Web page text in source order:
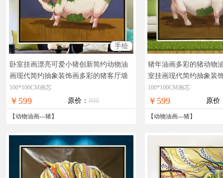
手绘
卧室挂画漂亮可爱小猪创新简约动物油
画现代简约抽象装饰画多彩的猪客厅墙
壁画 实物拍摄，现货图片，在线支付，
全国免邮
100*100CM画芯
￥599 原价： 800
【动物油画---猪】
猪年油画多彩的猪动物
室挂画现代简约抽象装
实物拍摄，现货图片，
免邮
100*100CM画芯
￥599 原价
【动物油画---猪】